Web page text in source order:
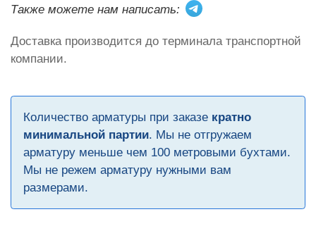
Также можете нам написать:
Доставка производится до терминала транспортной
компании.
Количество арматуры при заказе кратно
минимальной партии. Мы не отгружаем
арматуру меньше чем 100 метровыми бухтами.
Мы не режем арматуру нужными вам
размерами.